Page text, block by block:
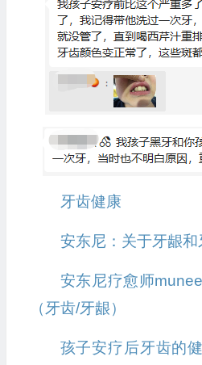
牙齿健康
安东尼：关于牙龈和
安东尼疗愈师
（牙齿/牙龈）
孩子安疗后牙齿的